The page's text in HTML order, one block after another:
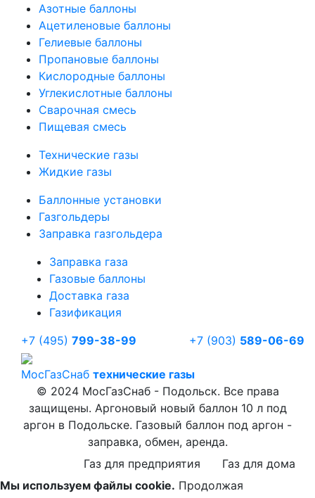
Азотные баллоны
Ацетиленовые баллоны
Гелиевые баллоны
Пропановые баллоны
Кислородные баллоны
Углекислотные баллоны
Сварочная смесь
Пищевая смесь
Технические газы
Жидкие газы
Баллонные установки
Газгольдеры
Заправка газгольдера
Заправка газа
Газовые баллоны
Доставка газа
Газификация
+7 (495) 799-38-99 +7 (903) 589-06-69
МосГазСнаб технические газы
© 2024 МосГазСнаб - Подольск. Все права
защищены. Аргоновый новый баллон 10 л под
аргон в Подольске. Газовый баллон под аргон -
заправка, обмен, аренда.
Газ для предприятия
Газ для дома
Мы используем файлы cookie. Продолжая